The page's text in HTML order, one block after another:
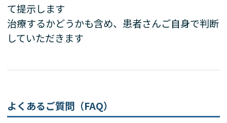
て提示します
治療するかどうかも含め、患者さんご自身で判断
していただきます
よくあるご質問（FAQ）